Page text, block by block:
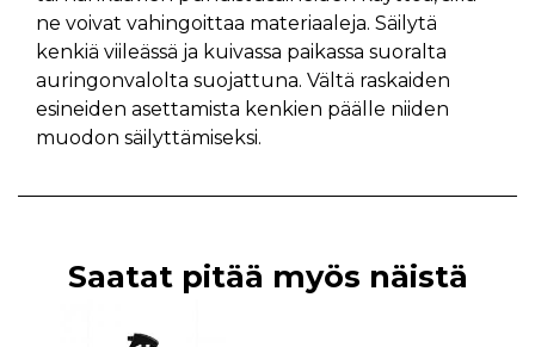
ne voivat vahingoittaa materiaaleja. Säilytä
kenkiä viileässä ja kuivassa paikassa suoralta
auringonvalolta suojattuna. Vältä raskaiden
esineiden asettamista kenkien päälle niiden
muodon säilyttämiseksi.
Saatat pitää myös näistä